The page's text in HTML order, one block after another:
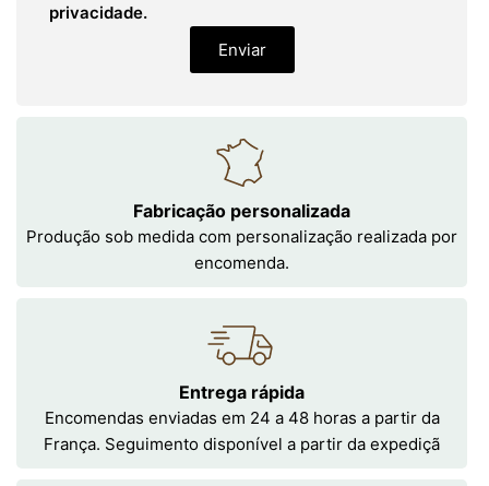
privacidade.
Enviar
Fabricação personalizada
Produção sob medida com personalização realizada por
encomenda.
Entrega rápida
Encomendas enviadas em 24 a 48 horas a partir da
França. Seguimento disponível a partir da expediçã